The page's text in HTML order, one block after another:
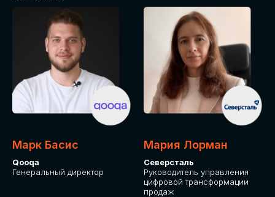
Марк Басис
Qooqa
Генеральный директор
Мария Лорман
Северсталь
Руководитель управления
цифровой трансформации
продаж
СРЕДИ ПАРТНЕРОВ
МЕРОПРИЯТИЯ